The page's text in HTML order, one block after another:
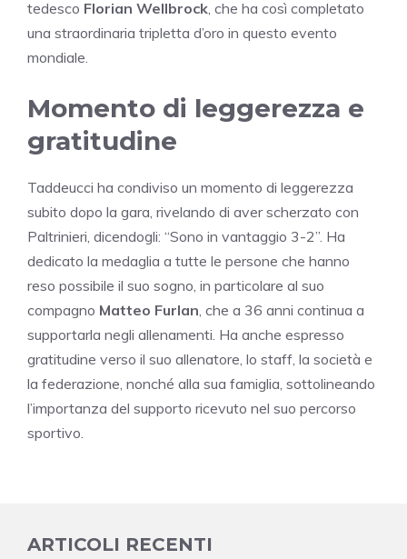
tedesco Florian Wellbrock , che ha così completato
una straordinaria tripletta d’oro in questo evento
mondiale.
Momento di leggerezza e
gratitudine
Taddeucci ha condiviso un momento di leggerezza
subito dopo la gara, rivelando di aver scherzato con
Paltrinieri, dicendogli: “Sono in vantaggio 3-2”. Ha
dedicato la medaglia a tutte le persone che hanno
reso possibile il suo sogno, in particolare al suo
compagno Matteo Furlan , che a 36 anni continua a
supportarla negli allenamenti. Ha anche espresso
gratitudine verso il suo allenatore, lo staff, la società e
la federazione, nonché alla sua famiglia, sottolineando
l’importanza del supporto ricevuto nel suo percorso
sportivo.
ARTICOLI RECENTI